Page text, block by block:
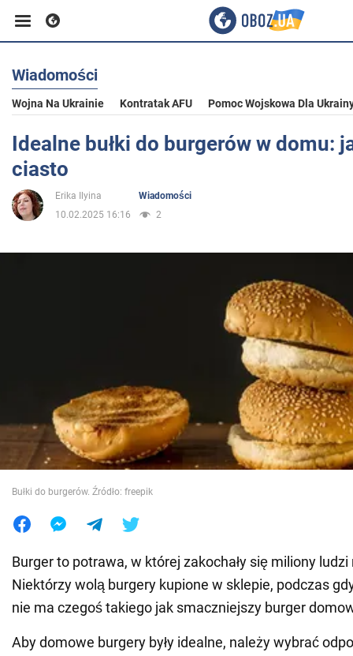
Biznes
Sport
Rozrywka
Wojna na Ukrainie
Świat
Jedzenie
Wiadomości
Wojna Na Ukrainie Kontratak AFU Pomoc Wojskowa Dla
Idealne bułki do burgerów w domu:
ciasto
Erika Ilyina
Wiadomości
10.02.2025 16:16
2
Bułki do burgerów. Źródło: freepik
Burger to potrawa, w której zakochały się miliony ludzi
Niektórzy wolą burgery kupione w sklepie, podczas
nie ma czegoś takiego jak smaczniejszy burger
Aby domowe burgery były idealne, należy wybrać